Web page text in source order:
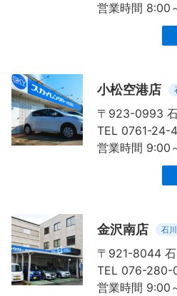
営業時間 8:00
小松空港店
〒923-0993
TEL 0761-24-
営業時間 9:00
金沢南店 石川
〒921-8044
TEL 076-280-
営業時間 9:00